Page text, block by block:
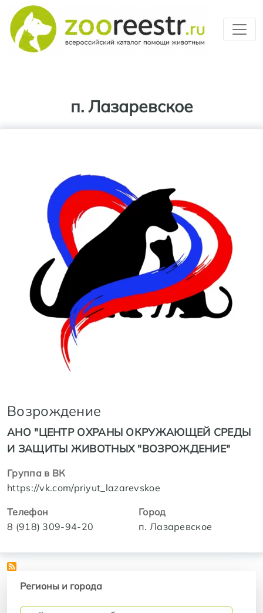
п. Лазаревское
Возрождение
АНО "ЦЕНТР ОХРАНЫ ОКРУЖАЮЩЕЙ СРЕДЫ
И ЗАЩИТЫ ЖИВОТНЫХ "ВОЗРОЖДЕНИЕ"
Группа в ВК
https://vk.com/priyut_lazarevskoe
Телефон
8 (918) 309-94-20
Город
п. Лазаревское
Регионы и города